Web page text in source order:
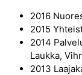
2016
2015
2014
Laukka,
2013